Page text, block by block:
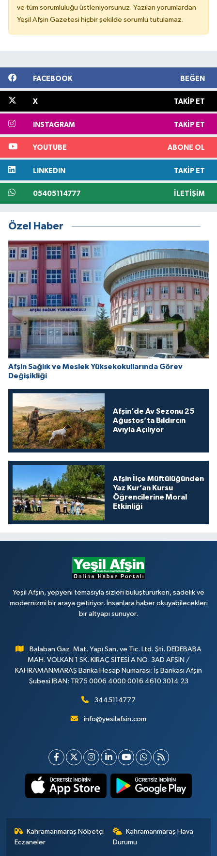
ve tüm sorumluluğu üstleniyorsunuz. Yazılan yorumlardan
Yeşil Afşin Gazetesi hiçbir şekilde sorumlu tutulamaz.
FACEBOOK BEĞEN
X TAKIP ET
INSTAGRAM TAKIP ET
YOUTUBE ABONE OL
LINKEDIN TAKIP ET
05405114777 İLETIŞIM
Özel Haber
Afşin Sağlık ve Meslek Yüksekokullarında Görev
Değişikliği
Afşin’de Av Sezonu 25
Ağustos’ta Bıldırcın
Avıyla Açılıyor
Afşin İlçe Müftülüğünden
Yaz Kur’an Kursu
Öğrencilerine Moral
Etkinliği
Yeşil Afşin, yepyeni temasıyla sizleri buluştururken, sadelik ve
modernizmi bir araya getiriyor. İnsanlara haber okuyabilecekleri
bir altyapı sunuyor.
Balaban Gaz. Mat. Yapı San. ve Tic. Ltd. Şti. DEDEBABA
MAH. VOLKAN 1 SK. KIRAÇ SİTESİ A NO: 3AD AFŞİN /
KAHRAMANMARAŞ Banka Hesap Numarası: İş Bankası Afşin
Şubesi IBAN: TR75 0006 4000 0016 4610 3014 23
3445114777
info@yesilafsin.com
Kahramanmaraş Nöbetçi
Eczaneler
Kahramanmaraş Hava
Durumu